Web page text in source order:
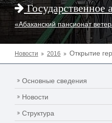
Государственное
«Абаканский пансионат
Новости 2016 Открытие
Основные сведения
Новости
Структура